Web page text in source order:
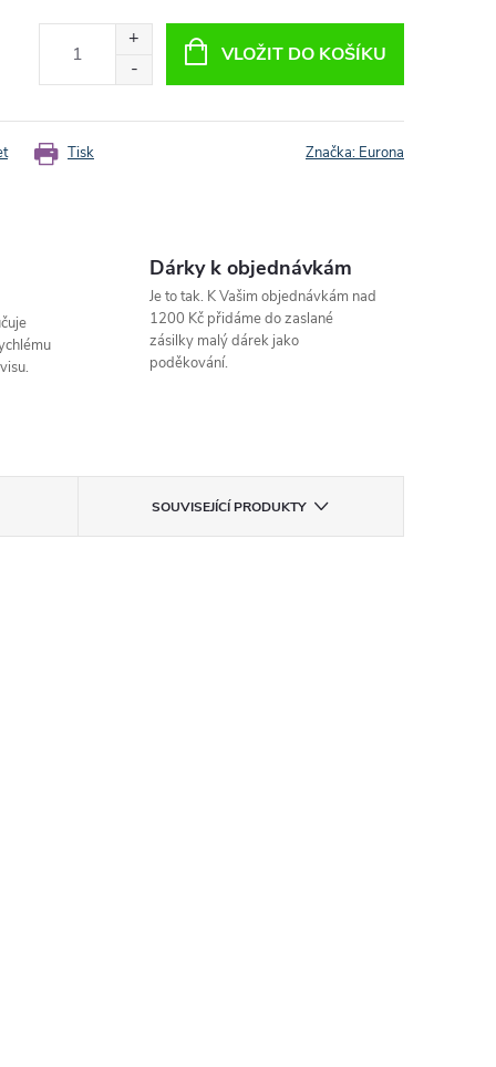
VLOŽIT DO KOŠÍKU
Tisk Značka: Eurona
Dárky k objednávkám
Je to tak. K Vašim objednávkám nad
1200 Kč přidáme do zaslané
zásilky malý dárek jako
poděkování.
SOUVISEJÍCÍ PRODUKTY